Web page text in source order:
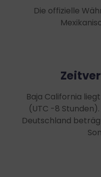
Die offizielle
Baja California
(UTC -8
Deutschland